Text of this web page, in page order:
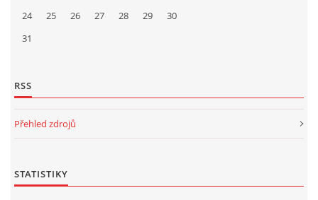
24
25 26 27 28 29
30
31
RSS
Přehled zdrojů
STATISTIKY